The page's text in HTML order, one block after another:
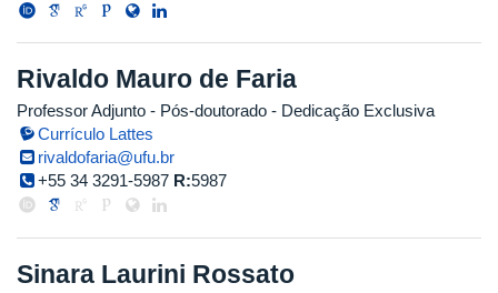
Rivaldo Mauro de Faria
Professor Adjunto - Pós-doutorado - Dedicação Exclusiva
Currículo Lattes
rivaldofaria@ufu.br
+55 34 3291-5987 R:5987
Sinara Laurini Rossato